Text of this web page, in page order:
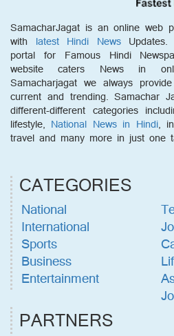
SamacharJagat is an online web
with latest Hindi NewsUpdates.
portal for Famous Hindi
website caters News in
Samacharjagat we always
current and trending. Samachar
different-different categories
lifestyle, National News in Hindi,
travel and many more in just one
CATEGORIES
National
International
Sports
Business
Entertainment
PARTNERS